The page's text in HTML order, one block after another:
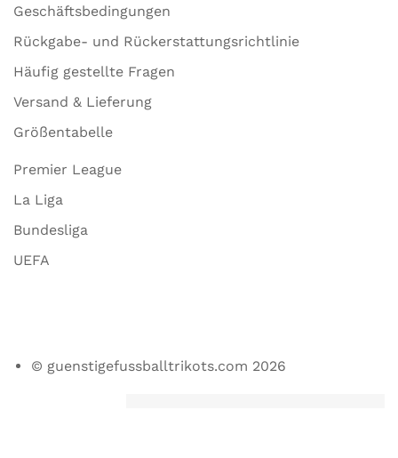
Geschäftsbedingungen
Rückgabe- und Rückerstattungsrichtlinie
Häufig gestellte Fragen
Versand & Lieferung
Größentabelle
Premier League
La Liga
Bundesliga
UEFA
© guenstigefussballtrikots.com 2026